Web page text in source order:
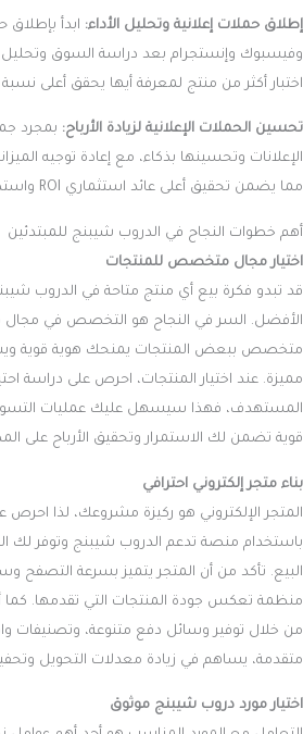
إطلاق حملات إعلانية وتحليل الأداء: ابدأ بإطلاق
وفيسبوك وإنستجرام بعد دراسة السوق
اختبار أكثر من منتج لمعرفة أيها يحقق أعلى
تحسين الحملات الإعلانية لزيادة الأرباح: بمجرد
الإعلانات وتحسينها بذكاء، مع إعادة توجيه
مما يضمن تحقيق أعلى عائد استثماري ROI واستدامة نجاح متجرك الإلكتروني.
أهم خطوات النجاح في الدروب شيبنج للمبتدئين
اختيار مجال متخصص للمنتجات
قد تبدو فكرة بيع أي منتج متاحة في الدروب
الأفضل. السر في النجاح هو التخصص في مجال
متخصص ببعض المنتجات يمنحك هوية قوية
مميزة. عند اختيار المنتجات، احرص على دراسة
المستهدف، فهذا سيسهل عليك عمليات
قوية تضمن لك الاستمرار وتحقيق الأرباح على
بناء متجر إلكتروني احترافي
المتجر الإلكتروني هو ركيزة مشروعك، لذا
باستخدام منصة تدعم الدروب شيبنج وتوفر لك
البيع. تأكد من أن المتجر يتميز بسرعة التصفح
منظمة تعكس جودة المنتجات التي تقدمها.
من خلال توفير وسائل دفع متنوعة، وتصنيفات
متقدمة، يساهم في زيادة معدلات التحويل
اختيار مورد دروب شيبنج موثوق